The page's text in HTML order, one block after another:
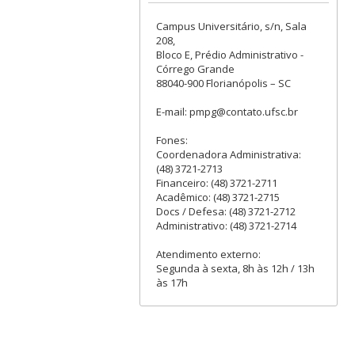
Campus Universitário, s/n, Sala
208,
Bloco E, Prédio Administrativo -
Córrego Grande
88040-900 Florianópolis – SC
E-mail: pmpg@contato.ufsc.br
Fones:
Coordenadora Administrativa:
(48) 3721-2713
Financeiro: (48) 3721-2711
Acadêmico: (48) 3721-2715
Docs / Defesa: (48) 3721-2712
Administrativo: (48) 3721-2714
Atendimento externo:
Segunda à sexta, 8h às 12h / 13h
às 17h